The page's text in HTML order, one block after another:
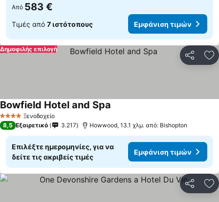
Από 583 €
Τιμές από 7 ιστότοπους Εμφάνιση τιμών
Δημοφιλής επιλογή
4 ΑστέριαΞενοδοχείο
Bowfield Hotel and Spa
8,5 Εξαιρετικό 3.217 Howwood, 13.1 χλμ. από: Bishopton
Επιλέξτε ημερομηνίες, για να
δείτε τις ακριβείς τιμές
Εμφάνιση τιμών